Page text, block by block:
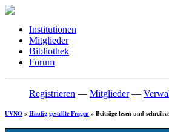
Institutionen
Mitglieder
Bibliothek
Forum
Registrieren — Mitglieder—
UVNO » Häufig gestellte Fragen » Beiträge lesen und